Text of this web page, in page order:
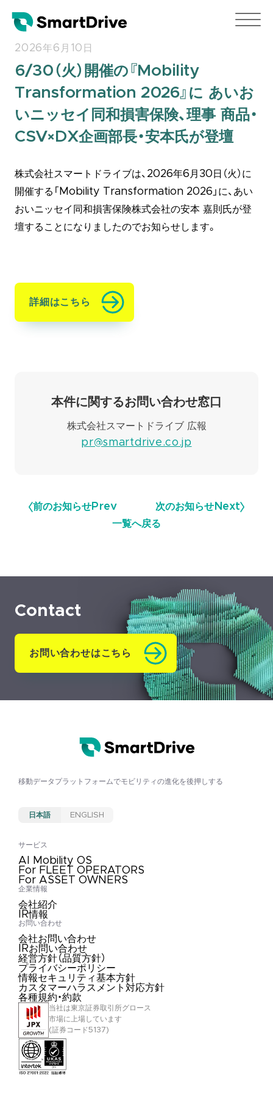
2026年6月10日
6/30（火）開催の『Mobility
Transformation 2026』に あいお
いニッセイ同和損害保険、理事 商品・
CSV×DX企画部長・安本氏が登壇
株式会社スマートドライブは、2026年6月30日（火）に
開催する「Mobility Transformation 2026」に、あい
おいニッセイ同和損害保険株式会社の安本 嘉則氏が登
壇することになりましたのでお知らせします。
詳細はこちら
本件に関するお問い合わせ窓口
株式会社スマートドライブ 広報
pr@smartdrive.co.jp
前のお知らせPrev 次のお知らせ Next
一覧へ戻る
Contact
お問い合わせはこちら
移動データプラットフォームでモビリティの進化を後押しする
日本語 ENGLISH
サービス
AI Mobility OS
For FLEET OPERATORS
For ASSET OWNERS
企業情報
会社紹介
IR情報
お問い合わせ
会社お問い合わせ
IRお問い合わせ
経営方針（品質方針）
プライバシーポリシー
情報セキュリティ基本方針
カスタマーハラスメント対応方針
各種規約・約款
当社は東京証券取引所グロース
市場に上場しています
(証券コード5137)